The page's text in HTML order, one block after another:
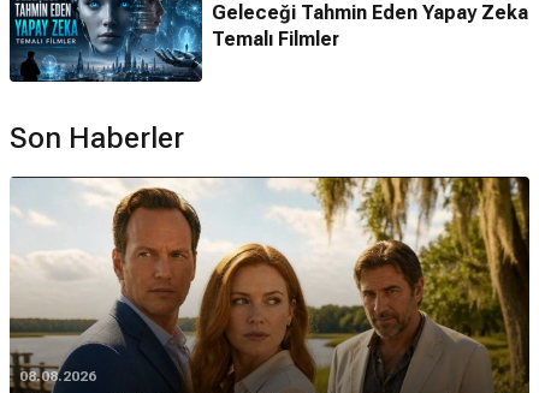
Geleceği Tahmin Eden Yapay Zeka
Temalı Filmler
Son Haberler
08.08.2026